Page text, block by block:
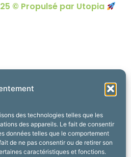
des technologies telles que les
des appareils. Le fait de consentir
données telles que le comportement
de ne pas consentir ou de retirer son
caractéristiques et fonctions.
© Propulsé par Utopia